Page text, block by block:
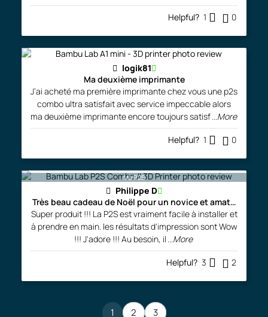
Helpful? 1 0
logik81
Ma deuxième imprimante
J’ai acheté ma première imprimante chez vous une p2s
combo ultra satisfait avec service impeccable alors
ma deuxième imprimante encore toujours satisf...More
Helpful? 1 0
Ma P2S
Philippe D
Très beau cadeau de Noël pour un novice et amateur
Super produit !!! La P2S est vraiment facile à installer et
à prendre en main. les résultats d'impression sont Wow
!!! J'adore !!! Au besoin, il ...More
Helpful? 3 2
1 2 3